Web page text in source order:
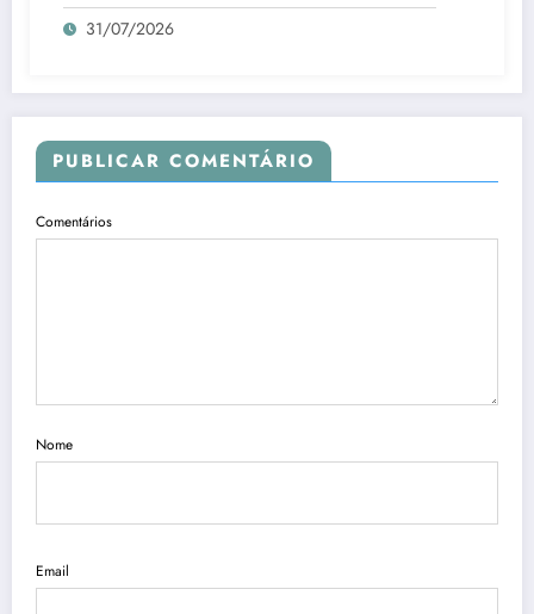
31/07/2026
PUBLICAR COMENTÁRIO
Comentários
Nome
Email